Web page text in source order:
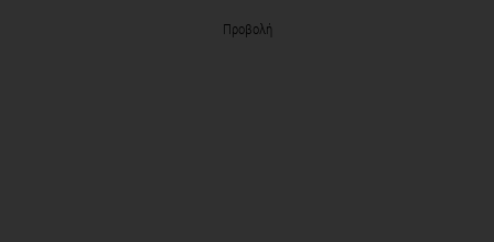
Προβολή